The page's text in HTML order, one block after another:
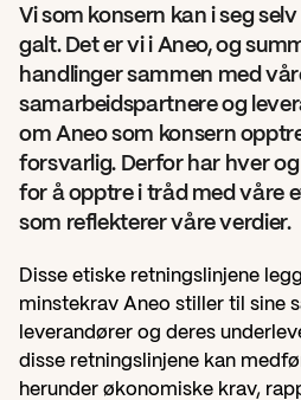
Vi som konsern kan i seg
galt. Det er vi i Aneo, og
handlinger sammen med
samarbeidspartnere og
om Aneo som konsern
forsvarlig. Derfor har hver
for å opptre i tråd med våre
som reflekterer våre verdier.
Disse etiske retningslinjene
minstekrav Aneo stiller til sine
leverandører og deres
disse retningslinjene kan
herunder økonomiske krav,